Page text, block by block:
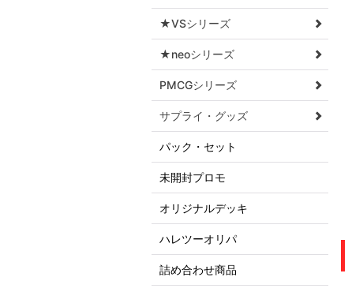
★VSシリーズ
★neoシリーズ
PMCGシリーズ
サプライ・グッズ
パック・セット
未開封プロモ
オリジナルデッキ
ハレツーオリパ
詰め合わせ商品